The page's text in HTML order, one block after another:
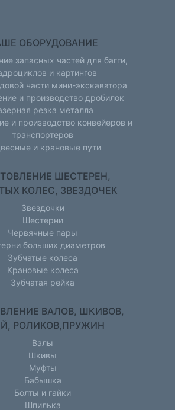
ОБОРУДОВАНИЕ
запасных частей для багги,
и картингов
части мини-экскаватора
и производство дробилок
резка металла
и производство конвейеров и
транспортеров
и крановые пути
ШЕСТЕРЕН,
КОЛЕС, ЗВЕЗДОЧЕК
Звездочки
Шестерни
Червячные пары
больших диаметров
Зубчатые колеса
Крановые колеса
Зубчатая рейка
ВАЛОВ, ШКИВОВ,
РОЛИКОВ,ПРУЖИН
Валы
Шкивы
Муфты
Бабышка
Болты и гайки
Шпилька